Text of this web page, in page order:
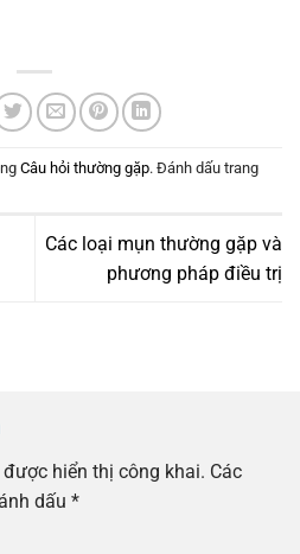
Câu hỏi thường gặp. Đánh dấu trang
Các loại mụn thường gặp và
phương pháp điều trị
hiển thị công khai. Các
dấu *